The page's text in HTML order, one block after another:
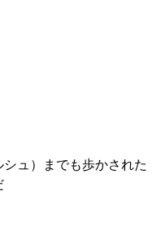
ュ）までも歩かされた